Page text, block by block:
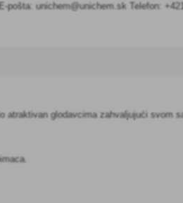
E-pošta: unichem@unichem.sk Telefon:
atraktivan glodavcima zahvaljujući svom